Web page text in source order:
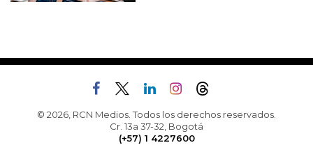
© 2026, RCN Medios. Todos los derechos reservados.
Cr. 13a 37-32, Bogotá
(+57) 1 4227600